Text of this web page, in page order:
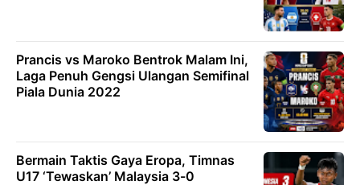
Prancis vs Maroko Bentrok Malam Ini,
Laga Penuh Gengsi Ulangan Semifinal
Piala Dunia 2022
Bermain Taktis Gaya Eropa, Timnas
U17 ‘Tewaskan’ Malaysia 3-0